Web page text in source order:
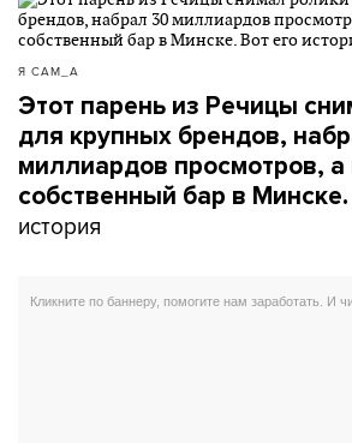
Я САМ_А
Этот парень из Речицы
для крупных брендов,
миллиардов просмотров,
собственный бар в Минске.
история